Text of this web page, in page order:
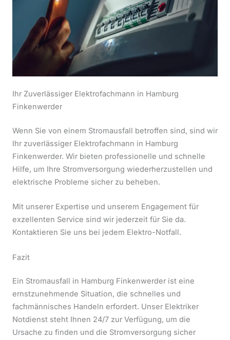
Ihr Zuverlässiger Elektrofachmann in Hamburg
Finkenwerder
Wenn Sie von einem Stromausfall betroffen sind, sind wir
Ihr zuverlässiger Elektrofachmann in Hamburg
Finkenwerder. Wir bieten professionelle und schnelle
Hilfe, um Ihre Stromversorgung wiederherzustellen und
elektrische Probleme sicher zu beheben.
Mit unserer Expertise und unserem Engagement für
exzellenten Service sind wir jederzeit für Sie da.
Kontaktieren Sie uns bei jedem Elektro-Notfall.
Fazit
Ein Stromausfall in Hamburg Finkenwerder ist eine
ernstzunehmende Situation, die schnelles und
fachmännisches Handeln erfordert. Unser Elektriker
Notdienst steht Ihnen 24/7 zur Verfügung, um die
Ursache zu finden und die Stromversorgung sicher